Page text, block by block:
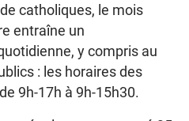
catholiques, le mois
entraîne un
y compris au
: les horaires des
9h-17h à 9h-15h30.